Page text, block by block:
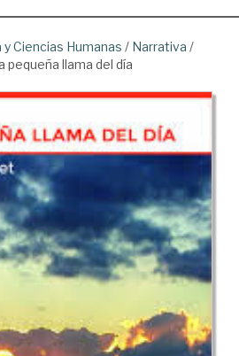
y Ciencias Humanas / Narrativa /
pequeña llama del día